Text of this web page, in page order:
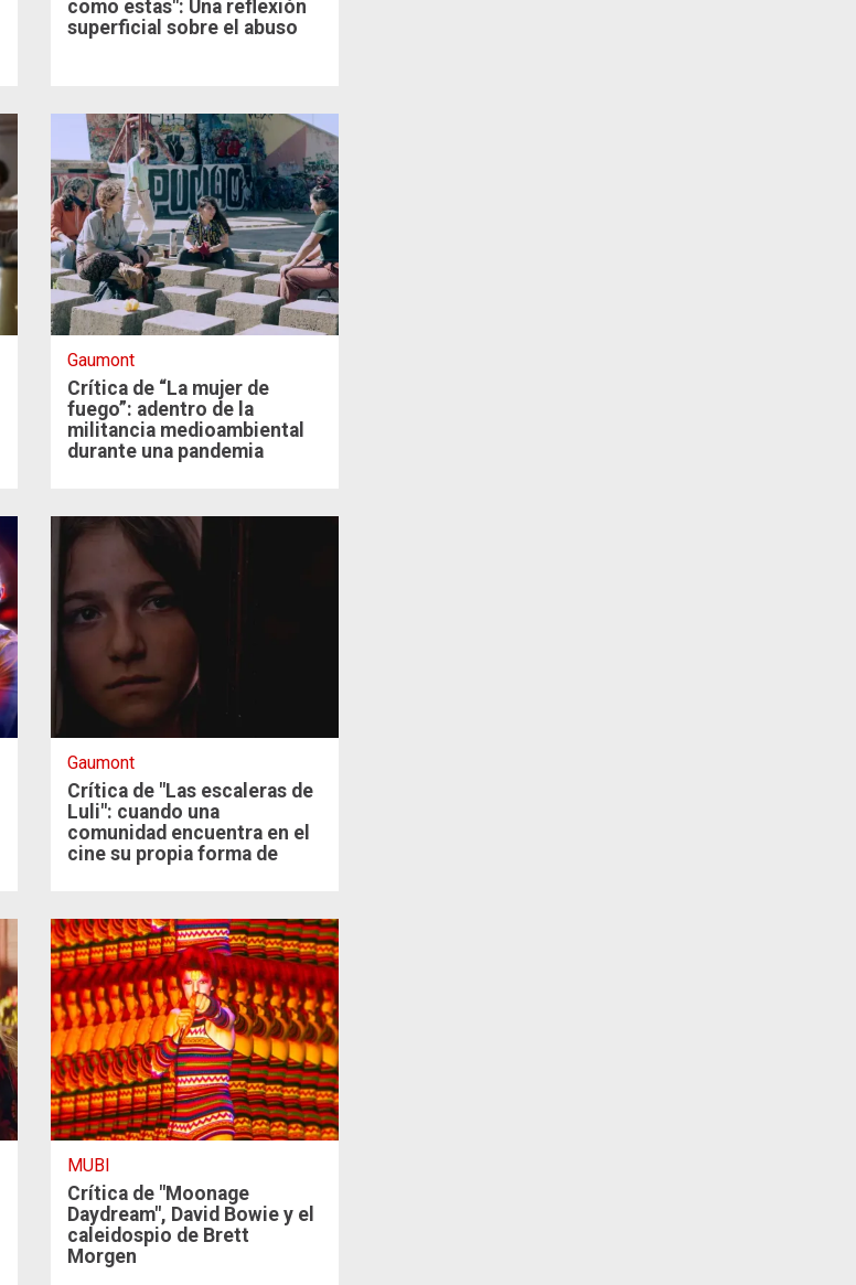
como estas": Una reflexión
superficial sobre el abuso
Gaumont
Crítica de “La mujer de
fuego”: adentro de la
militancia medioambiental
durante una pandemia
Gaumont
Crítica de "Las escaleras de
Luli": cuando una
comunidad encuentra en el
cine su propia forma de
MUBI
Crítica de "Moonage
Daydream", David Bowie y el
caleidospio de Brett
Morgen